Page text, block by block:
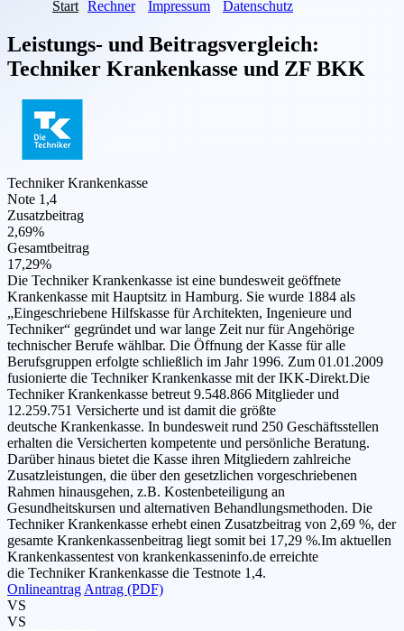
Start Rechner Impressum Datenschutz
Leistungs- und Beitragsvergleich:
Techniker Krankenkasse und ZF BKK
Techniker Krankenkasse
Note 1,4
Zusatzbeitrag
2,69%
Gesamtbeitrag
17,29%
Die Techniker Krankenkasse ist eine bundesweit geöffnete
Krankenkasse mit Hauptsitz in Hamburg. Sie wurde 1884 als
„Eingeschriebene Hilfskasse für Architekten, Ingenieure und
Techniker“ gegründet und war lange Zeit nur für Angehörige
technischer Berufe wählbar. Die Öffnung der Kasse für alle
Berufsgruppen erfolgte schließlich im Jahr 1996. Zum 01.01.2009
fusionierte die Techniker Krankenkasse mit der IKK-Direkt.Die
Techniker Krankenkasse betreut 9.548.866 Mitglieder und
12.259.751 Versicherte und ist damit die größte
deutsche Krankenkasse. In bundesweit rund 250 Geschäftsstellen
erhalten die Versicherten kompetente und persönliche Beratung.
Darüber hinaus bietet die Kasse ihren Mitgliedern zahlreiche
Zusatzleistungen, die über den gesetzlichen vorgeschriebenen
Rahmen hinausgehen, z.B. Kostenbeteiligung an
Gesundheitskursen und alternativen Behandlungsmethoden. Die
Techniker Krankenkasse erhebt einen Zusatzbeitrag von 2,69 %, der
gesamte Krankenkassenbeitrag liegt somit bei 17,29 %.Im aktuellen
Krankenkassentest von krankenkasseninfo.de erreichte
die Techniker Krankenkasse die Testnote 1,4.
Onlineantrag Antrag (PDF)
VS
VS